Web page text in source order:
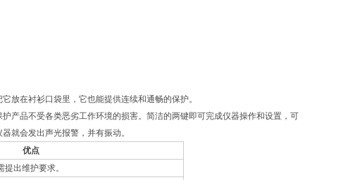
放在衬衫口袋里，它也能提供连续和通畅的保护。
产品不受各类恶劣工作环境的损害。简洁的两键即可完成仪器操作和设置，可
就会发出声光报警，并有振动。
优点
出维护要求。